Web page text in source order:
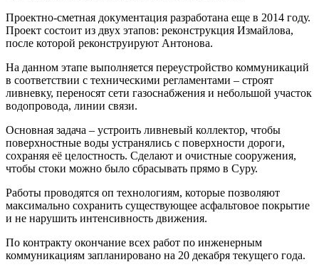
Проектно-сметная документация разработана еще в 2014 году.
Проект состоит из двух этапов: реконструкция Измайлова,
после которой реконструируют Антонова.
На данном этапе выполняется переустройство коммуникаций
в соответствии с техническими регламентами – строят
ливневку, переносят сети газоснабжения и небольшой участок
водопровода, линии связи.
Основная задача – устроить ливневый коллектор, чтобы
поверхностные воды устранялись с поверхности дороги,
сохраняя её целостность. Сделают и очистные сооружения,
чтобы стоки можно было сбрасывать прямо в Суру.
Работы проводятся оп технологиям, которые позволяют
максимально сохранить существующее асфальтовое покрытие
и не нарушить интенсивность движения.
По контракту окончание всех работ по инженерным
коммуникациям запланировано на 20 декабря текущего года.